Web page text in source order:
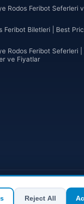
Rodos Feribot Seferleri
Feribot Biletleri | Best
Rodos Feribot Seferleri |
ve Fiyatlar
Reject All